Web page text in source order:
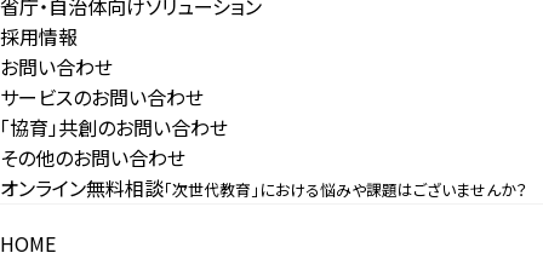
採用情報
お問い合わせ
サービスのお問い合わせ
「協育」共創のお問い合わせ
その他のお問い合わせ
オンライン無料相談「次世代教育」における悩みや課題はございませんか？
HOME